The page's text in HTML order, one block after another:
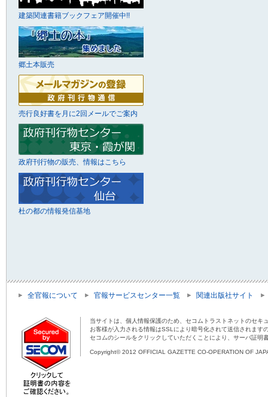
建築関連書籍ブックフェア開催中!!
郷土本販売
売行良好書を月に2回メールでご案内
政府刊行物の販売、情報はこちら
杜の都の情報発信基地
全官報について 官報サービスセンター一覧 関連出版社サイト
当サイトは、個人情報保護のため、セコムトラストネットのセキ
お客様が入力される情報はSSLにより暗号化されて送信されま
セコムのシールをクリックしていただくことにより、サーバ証明
Copyright© 2012 OFFICIAL GAZETTE CO-OPERATION OF